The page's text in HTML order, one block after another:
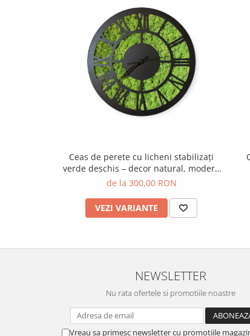
Ceas de perete cu licheni stabilizați
verde deschis – decor natural, modern
și unic
de la 300,00 RON
VEZI VARIANTE
NEWSLETTER
Nu rata ofertele si promotiile noastre
Vreau sa primesc newsletter cu promotiile